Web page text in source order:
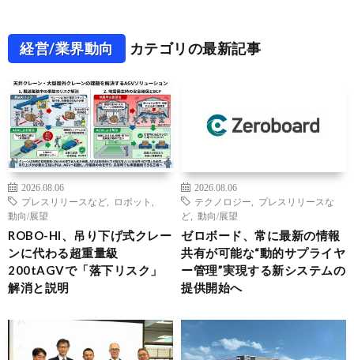
経営/業界動向 カテゴリの最新記事
2026.08.06
プレスリリースなど
ロボット
動向/展望
ROBO-HI、吊り下げ式クレー
ンに代わる超重量級
200tAGVで「落下リスク」
解消と説明
2026.08.06
テクノロジー
プレスリリースな
ど
動向/展望
ゼロボード、常に最新の情報
共有が可能な“動的サプライヤ
ー管理”実現する新システムの
提供開始へ